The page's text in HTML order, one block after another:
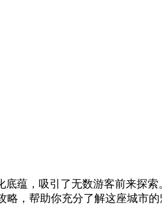
蕴，吸引了无数游客前来探索
，帮助你充分了解这座城市的